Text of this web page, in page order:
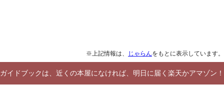
※上記情報は、 じゃらんをもとに表示しています。
ガイドブックは、近くの本屋になければ、明日に届く楽天かアマゾン！